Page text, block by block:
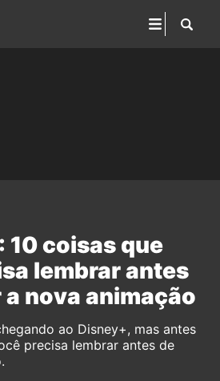
10 coisas que
lembrar antes
nova animação
ao Disney+, mas antes
precisa lembrar antes de